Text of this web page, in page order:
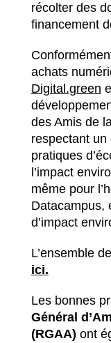
récolter des
financement
achats
Digital.green
des Amis de
respectant
pratiques
l’impact
même pour
Datacampus,
d’impact
L’ensemble
ici.
Les bonnes
Général
(RGAA) ont